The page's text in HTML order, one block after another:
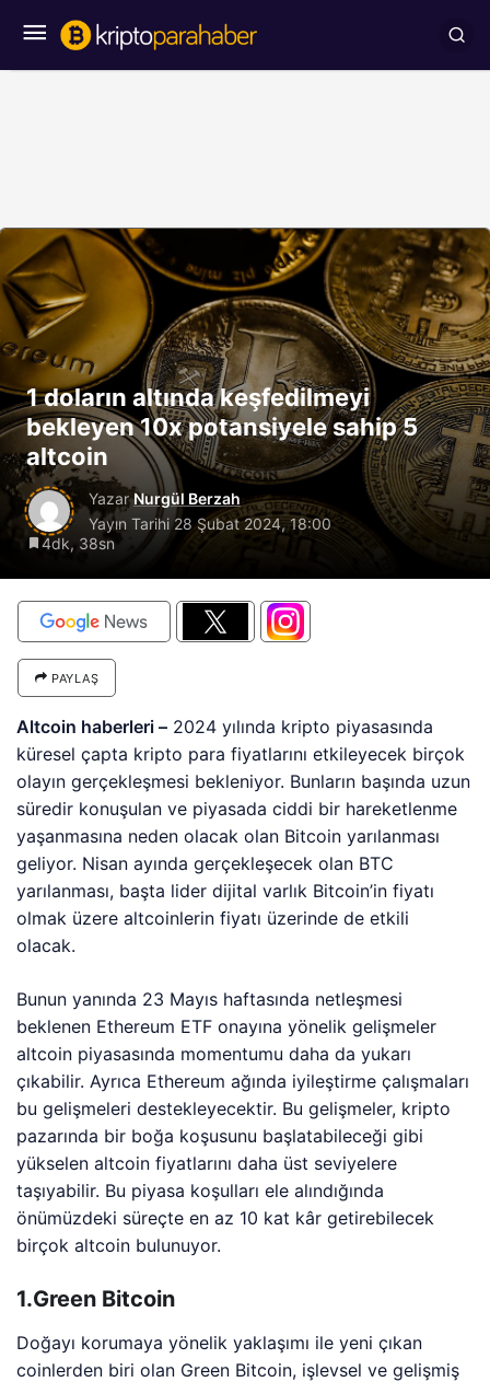
1 doların altında keşfedilmeyi
bekleyen 10x potansiyele sahip 5
altcoin
YazarNurgül Berzah
Yayın Tarihi28 Şubat 2024, 18:00
4dk, 38sn
PAYLAŞ
Altcoin haberleri – 2024 yılında kripto piyasasında
küresel çapta kripto para fiyatlarını etkileyecek birçok
olayın gerçekleşmesi bekleniyor. Bunların başında uzun
süredir konuşulan ve piyasada ciddi bir hareketlenme
yaşanmasına neden olacak olan Bitcoin yarılanması
geliyor. Nisan ayında gerçekleşecek olan BTC
yarılanması, başta lider dijital varlık Bitcoin’in fiyatı
olmak üzere altcoinlerin fiyatı üzerinde de etkili
olacak.
Bunun yanında 23 Mayıs haftasında netleşmesi
beklenen Ethereum ETF onayına yönelik gelişmeler
altcoin piyasasında momentumu daha da yukarı
çıkabilir. Ayrıca Ethereum ağında iyileştirme çalışmaları
bu gelişmeleri destekleyecektir. Bu gelişmeler, kripto
pazarında bir boğa koşusunu başlatabileceği gibi
yükselen altcoin fiyatlarını daha üst seviyelere
taşıyabilir. Bu piyasa koşulları ele alındığında
önümüzdeki süreçte en az 10 kat kâr getirebilecek
birçok altcoin bulunuyor.
1.Green Bitcoin
Doğayı korumaya yönelik yaklaşımı ile yeni çıkan
coinlerden biri olan Green Bitcoin, işlevsel ve gelişmiş